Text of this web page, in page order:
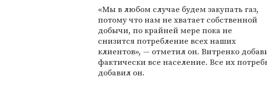
«Мы в любом случае будем закупать газ,
потому что нам не хватает собственной
добычи, по крайней мере пока не
снизится потребление всех наших
клиентов», — отметил он. Витренко
фактически все население. Все их
добавил он.